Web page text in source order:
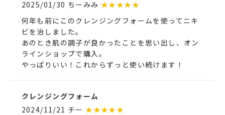
2025/01/30 ちーみみ ★★★★★
何年も前にこのクレンジングフォームを使ってニキ
ビを治しました。
あのとき肌の調子が良かったことを思い出し、オン
ラインショップで購入。
やっぱりいい！これからずっと使い続けます！
クレンジングフォーム
2024/11/21 チー★★★★★